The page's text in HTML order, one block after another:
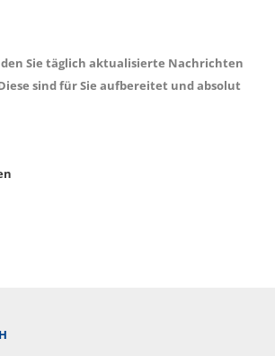
Sie täglich aktualisierte Nachrichten
sind für Sie aufbereitet und absolut